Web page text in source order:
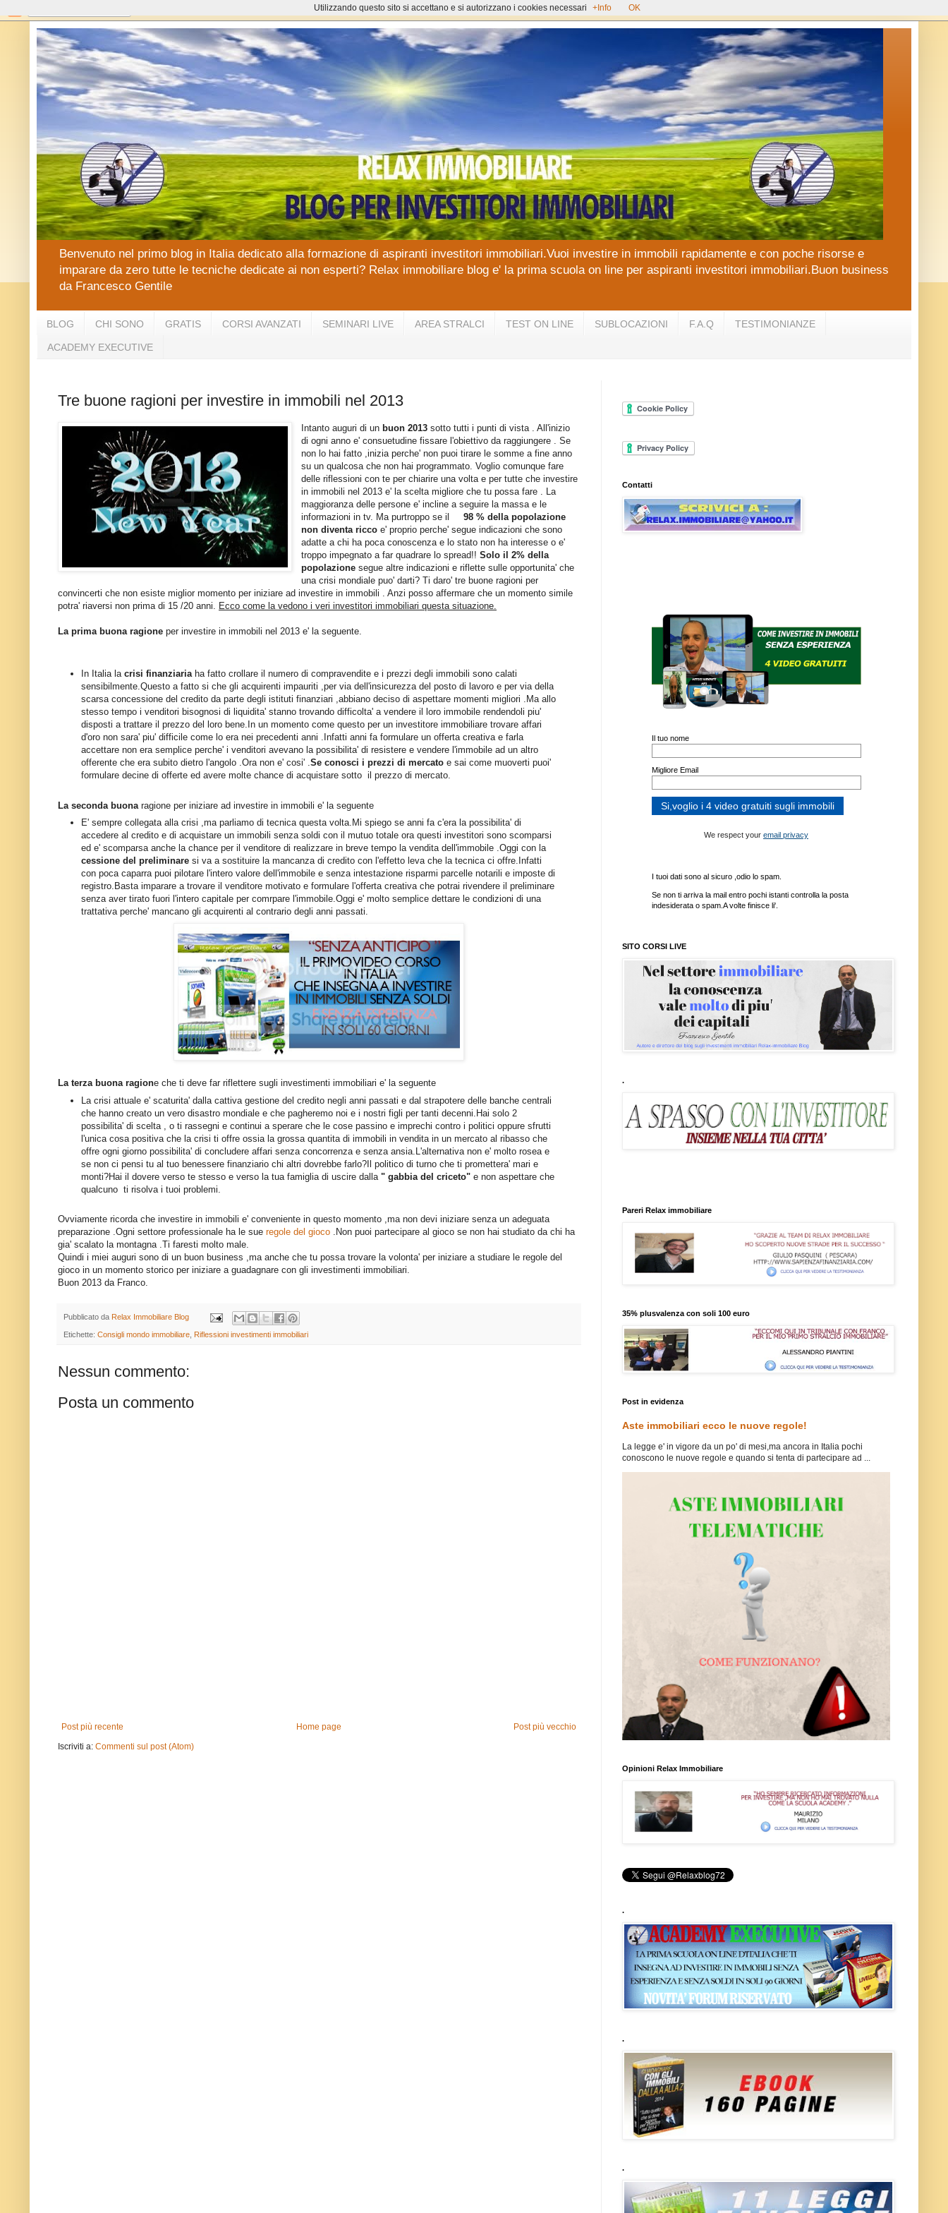
Benvenuto nel primo blog in Italia dedicato alla formazione di aspiranti investitori immobiliari.Vuoi investire in immobili rapidamente e con poche risorse e
imparare da zero tutte le tecniche dedicate ai non esperti? Relax immobiliare blog e' la prima scuola on line per aspiranti investitori immobiliari.Buon business
da Francesco Gentile
BLOG CHI SONO GRATIS CORSI AVANZATI SEMINARI LIVE AREA STRALCI TEST ON LINE SUBLOCAZIONI F.A.Q TESTIMONIANZE
ACADEMY EXECUTIVE
Tre buone ragioni per investire in immobili nel 2013
Intanto auguri di un buon 2013 sotto tutti i punti di vista . All'inizio
di ogni anno e' consuetudine fissare l'obiettivo da raggiungere . Se
non lo hai fatto ,inizia perche' non puoi tirare le somme a fine anno
su un qualcosa che non hai programmato. Voglio comunque fare
delle riflessioni con te per chiarire una volta e per tutte che investire
in immobili nel 2013 e' la scelta migliore che tu possa fare . La
maggioranza delle persone e' incline a seguire la massa e le
informazioni in tv. Ma purtroppo se il98 % della popolazione
non diventa riccoe' proprio perche' segue indicazioni che sono
adatte a chi ha poca conoscenza e lo stato non ha interesse o e'
troppo impegnato a far quadrare lo spread!!Solo il 2% della
popolazionesegue altre indicazioni e riflette sulle opportunita' che
una crisi mondiale puo' darti? Ti daro' tre buone ragioni per
convincerti che non esiste miglior momento per iniziare ad investire in immobili . Anzi posso affermare che un momento simile
potra' riaversi non prima di 15 /20 anni. Ecco come la vedono i veri investitori immobiliari questa situazione.
La prima buona ragione per investire in immobili nel 2013 e' la seguente.
In Italia la crisi finanziariaha fatto crollare il numero di compravendite e i prezzi degli immobili sono calati
sensibilmente.Questo a fatto si che gli acquirenti impauriti ,per via dell'insicurezza del posto di lavoro e per via della
scarsa concessione del credito da parte degli istituti finanziari ,abbiano deciso di aspettare momenti migliori .Ma allo
stesso tempo i venditori bisognosi di liquidita' stanno trovando difficolta' a vendere il loro immobile rendendoli piu'
disposti a trattare il prezzo del loro bene.In un momento come questo per un investitore immobiliare trovare affari
d'oro non sara' piu' difficile come lo era nei precedenti anni .Infatti anni fa formulare un offerta creativa e farla
accettare non era semplice perche' i venditori avevano la possibilita' di resistere e vendere l'immobile ad un altro
offerente che era subito dietro l'angolo .Ora non e' cosi' .Se conosci i prezzi di mercato e sai come muoverti puoi'
formulare decine di offerte ed avere molte chance di acquistare sotto il prezzo di mercato.
La seconda buona ragione per iniziare ad investire in immobili e' la seguente
E' sempre collegata alla crisi ,ma parliamo di tecnica questa volta.Mi spiego se anni fa c'era la possibilita' di
accedere al credito e di acquistare un immobili senza soldi con il mutuo totale ora questi investitori sono scomparsi
ed e' scomparsa anche la chance per il venditore di realizzare in breve tempo la vendita dell'immobile .Oggi con la
cessione del preliminare si va a sostituire la mancanza di credito con l'effetto leva che la tecnica ci offre.Infatti
con poca caparra puoi pilotare l'intero valore dell'immobile e senza intestazione risparmi parcelle notarili e imposte di
registro.Basta imparare a trovare il venditore motivato e formulare l'offerta creativa che potrai rivendere il preliminare
senza aver tirato fuori l'intero capitale per comrpare l'immobile.Oggi e' molto semplice dettare le condizioni di una
trattativa perche' mancano gli acquirenti al contrario degli anni passati.
La terza buona ragione che ti deve far riflettere sugli investimenti immobiliari e' la seguente
La crisi attuale e' scaturita' dalla cattiva gestione del credito negli anni passati e dal strapotere delle banche centrali
che hanno creato un vero disastro mondiale e che pagheremo noi e i nostri figli per tanti decenni.Hai solo 2
possibilita' di scelta , o ti rassegni e continui a sperare che le cose passino e imprechi contro i politici oppure sfrutti
l'unica cosa positiva che la crisi ti offre ossia la grossa quantita di immobili in vendita in un mercato al ribasso che
offre ogni giorno possibilita' di concludere affari senza concorrenza e senza ansia.L'alternativa non e' molto rosea e
se non ci pensi tu al tuo benessere finanziario chi altri dovrebbe farlo?Il politico di turno che ti promettera' mari e
monti?Hai il dovere verso te stesso e verso la tua famiglia di uscire dalla " gabbia del criceto" e non aspettare che
qualcuno ti risolva i tuoi problemi.
Ovviamente ricorda che investire in immobili e' conveniente in questo momento ,ma non devi iniziare senza un adeguata
preparazione .Ogni settore professionale ha le sue regole del gioco .Non puoi partecipare al gioco se non hai studiato da chi ha
gia' scalato la montagna .Ti faresti molto male.
Quindi i miei auguri sono di un buon business ,ma anche che tu possa trovare la volonta' per iniziare a studiare le regole del
gioco in un momento storico per iniziare a guadagnare con gli investimenti immobiliari.
Buon 2013 da Franco.
Pubblicato da Relax Immobiliare Blog
Etichette: Consigli mondo immobiliare Riflessioni investimenti immobiliari
Nessun commento:
Posta un commento
Post più recente Post più vecchio
Home page
Iscriviti a: Commenti sul post (Atom)
Contatti
Il tuo nome
Migliore Email
We respect your email privacy
I tuoi dati sono al sicuro ,odio lo spam.
Se non ti arriva la mail entro pochi istanti controlla la posta
indesiderata o spam.A volte finisce li'.
SITO CORSI LIVE
.
Pareri Relax immobiliare
35% plusvalenza con soli 100 euro
Post in evidenza
Aste immobiliari ecco le nuove regole!
La legge e' in vigore da un po' di mesi,ma ancora in Italia pochi
conoscono le nuove regole e quando si tenta di partecipare ad ...
Opinioni Relax Immobiliare
.
.
.
Utilizzando questo sito si accettano e si autorizzano i cookies necessari +Info OK